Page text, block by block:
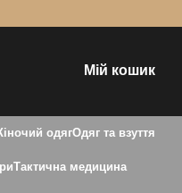
Мій кошик
одягОдяг та взуття
Тактична медицина